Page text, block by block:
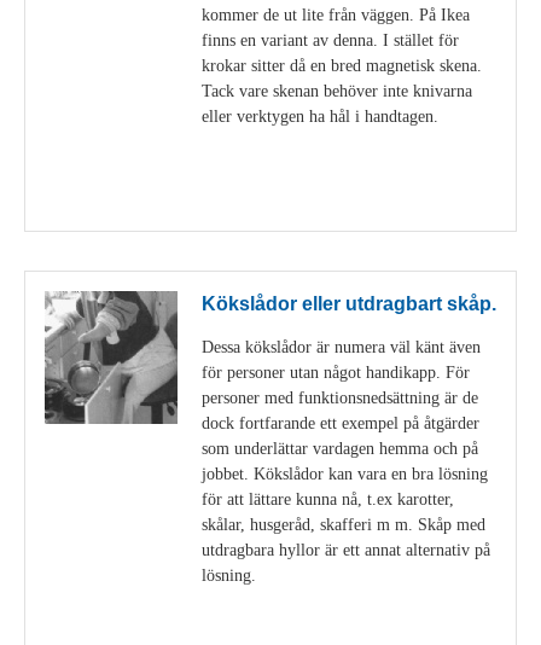
kommer de ut lite från väggen. På Ikea
finns en variant av denna. I stället för
krokar sitter då en bred magnetisk skena.
Tack vare skenan behöver inte knivarna
eller verktygen ha hål i handtagen.
Kökslådor eller utdragbart skåp.
Dessa kökslådor är numera väl känt även
för personer utan något handikapp. För
personer med funktionsnedsättning är de
dock fortfarande ett exempel på åtgärder
som underlättar vardagen hemma och på
jobbet. Kökslådor kan vara en bra lösning
för att lättare kunna nå, t.ex karotter,
skålar, husgeråd, skafferi m m. Skåp med
utdragbara hyllor är ett annat alternativ på
lösning.